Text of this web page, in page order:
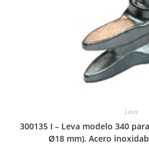
Leva
300135 I – Leva modelo 340
Ø18 mm). Acero